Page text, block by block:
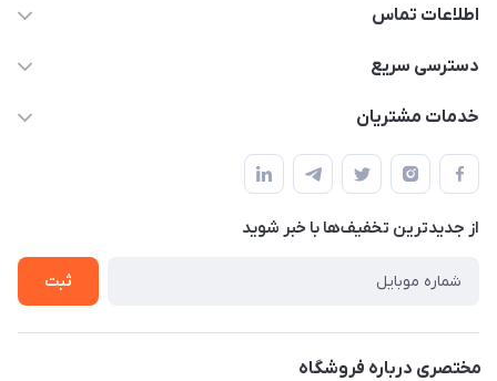
اطلاعات تماس
09124780957
دسترسی سریع
حساب کاربری
لیست محصولات
درباره ما
خدمات مشتریان
قوانین و مقررات
حریم خصوصی
راهنما
از جدید‌ترین تخفیف‌ها با‌ خبر شوید
ثبت
مختصری درباره فروشگاه